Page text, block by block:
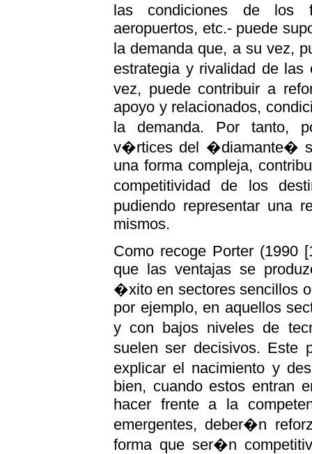
las condiciones de los
aeropuertos, etc.- puede
la demanda que, a su vez,
estrategia y rivalidad de
vez, puede contribuir a
apoyo y relacionados,
la demanda. Por tanto,
v�rtices del �diamante�
una forma compleja,
competitividad de los
pudiendo representar una
mismos.
Como recoge Porter (1990
que las ventajas se
�xito en sectores sencillos
por ejemplo, en aquellos
y con bajos niveles de
suelen ser decisivos. Este
explicar el nacimiento y
bien, cuando estos entran
hacer frente a la
emergentes, deber�n
forma que ser�n